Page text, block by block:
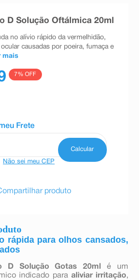
rápida para olhos cansados,
D Solução Gotas 20ml é um
indicado para aliviar irritação,
D Solução Oftálmica 20ml
no alívio rápido da vermelhidão,
causadas por poeira, fumaça e
mais
7% OFF
Não sei meu CEP
produto